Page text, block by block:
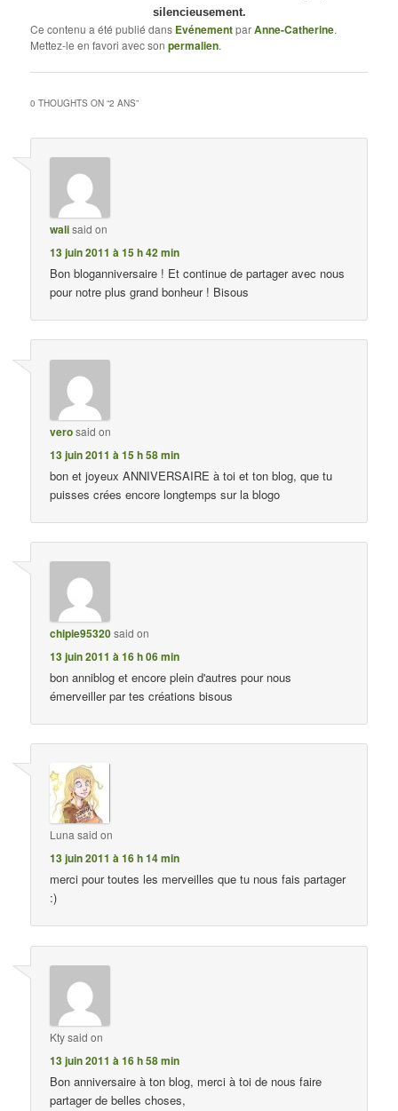
silencieusement.
Ce contenu a été publié dans EvénementparAnne-Catherine.
Mettez-le en favori avec sonpermalien.
0 THOUGHTS ON “2 ANS”
walisaid on
13 juin 2011 à 15 h 42 min
Bon bloganniversaire ! Et continue de partager avec nous
pour notre plus grand bonheur ! Bisous
verosaid on
13 juin 2011 à 15 h 58 min
bon et joyeux ANNIVERSAIRE à toi et ton blog, que tu
puisses crées encore longtemps sur la blogo
chipie95320said on
13 juin 2011 à 16 h 06 min
bon anniblog et encore plein d'autres pour nous
émerveiller par tes créations bisous
Luna said on
13 juin 2011 à 16 h 14 min
merci pour toutes les merveilles que tu nous fais partager
:)
Ktysaid on
13 juin 2011 à 16 h 58 min
Bon anniversaire à ton blog, merci à toi de nous faire
partager de belles choses,